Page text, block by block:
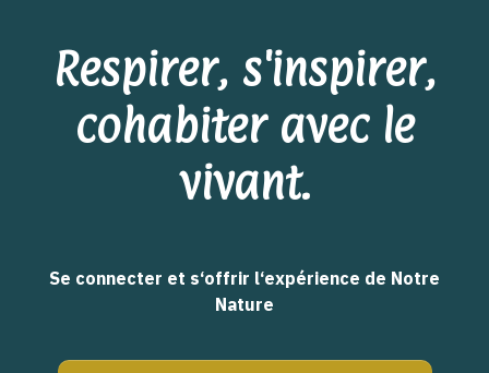
Respirer, s'inspirer,
cohabiter avec le
vivant.
Se connecter et s‘offrir l‘expérience de Notre
Nature